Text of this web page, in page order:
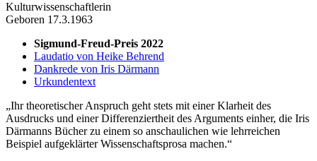
Kulturwissenschaftlerin
Geboren 17.3.1963
Sigmund-Freud-Preis 2022
Laudatio von Heike Behrend
Dankrede von Iris Därmann
Urkundentext
Ihr theoretischer Anspruch geht stets mit einer Klarheit des
Ausdrucks und einer Differenziertheit des Arguments einher, die Iris
Därmanns Bücher zu einem so anschaulichen wie lehrreichen
Beispiel aufgeklärter Wissenschaftsprosa machen.